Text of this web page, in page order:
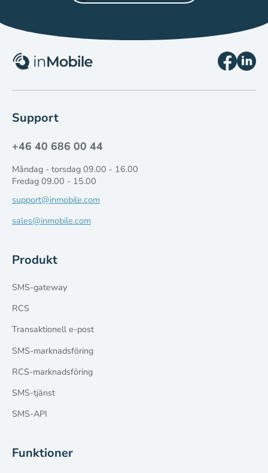
Support
+46 40 686 00 44
Måndag - torsdag 09.00 - 16.00
Fredag 09.00 - 15.00
support@inmobile.com
sales@inmobile.com
Produkt
SMS-gateway
RCS
Transaktionell e-post
SMS-marknadsföring
RCS-marknadsföring
SMS-tjänst
SMS-API
Funktioner